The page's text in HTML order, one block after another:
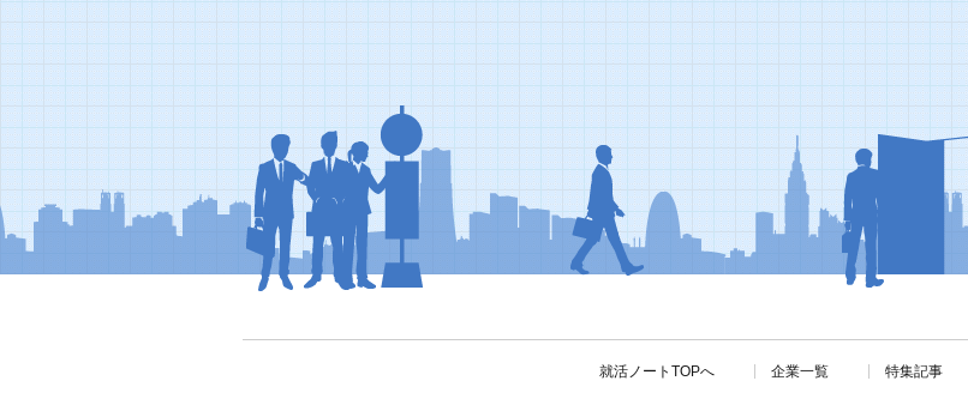
就活ノートTOPへ 企業一覧 特集記事